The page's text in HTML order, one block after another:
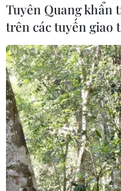
Tiêm vaccine cho
báo chí nước
29/06/2021 08:48
Phóng viên và trợ lý
nước ngoài được sắp
nhau để đảm bảo việc
Tuyên Quang khẩn
trên các tuyến giao